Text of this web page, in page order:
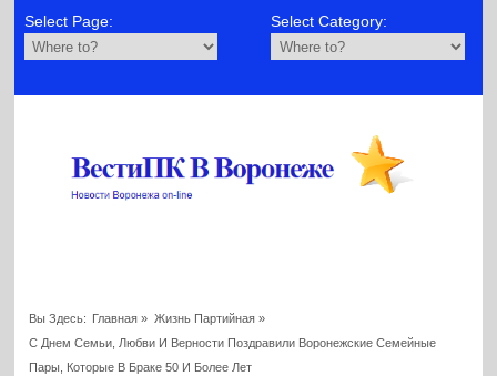
Select Page: Select Category:
Вы Здесь: Главная » Жизнь Партийная»
С Днем Семьи, Любви И Верности Поздравили Воронежские Семейные
Пары, Которые В Браке 50 И Более Лет